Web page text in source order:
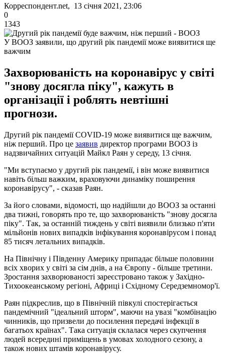
Корреспондент.net, 13 січня 2021, 23:06
0
1343
У ВООЗ заявили, що другий рік пандемії може виявитися ще
важчим
Захворюваність на коронавірус у світі
"знову досягла піку", кажуть в
організації і роблять невтішні
прогнози.
Другий рік пандемії COVID-19 може виявитися ще важчим,
ніж перший. Про це заявив директор програми ВООЗ із
надзвичайних ситуацій Майкл Раян у середу, 13 січня.
"Ми вступаємо у другий рік пандемії, і він може виявитися
навіть більш важким, враховуючи динаміку поширення
коронавірусу", - сказав Раян.
За його словами, відомості, що надійшли до ВООЗ за останні
два тижні, говорять про те, що захворюваність "знову досягла
піку". Так, за останній тиждень у світі виявили близько п'яти
мільйонів нових випадків інфікування коронавірусом і понад
85 тисяч летальних випадків.
На Північну і Південну Америку припадає більше половини
всіх хворих у світі за сім днів, а на Європу - більше третини.
Зростання захворюваності зареєстровано також у Західно-
Тихоокеанському регіоні, Африці і Східному Середземномор'ї.
Раян підкреслив, що в Північній півкулі спостерігається
пандемічний "ідеальний шторм", маючи на увазі "комбінацію
чинників, що призвели до посилення передачі інфекції в
багатьох країнах". Така ситуація склалася через скупчення
людей всередині приміщень в умовах холодного сезону, а
також нових штамів коронавірусу.